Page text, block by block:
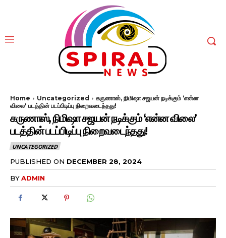
Home Uncategorized
கருணாஸ், நிமிஷா சஜயன் நடிக்கும் ‘என்ன
விலை' படத்தின் படப்பிடிப்பு நிறைவடைந்தது!
கருணாஸ், நிமிஷா சஜயன் நடிக்கும் ‘என்ன விலை’
படத்தின் படப்பிடிப்பு நிறைவடைந்தது!
UNCATEGORIZED
PUBLISHED ON DECEMBER 28, 2024
BYADMIN